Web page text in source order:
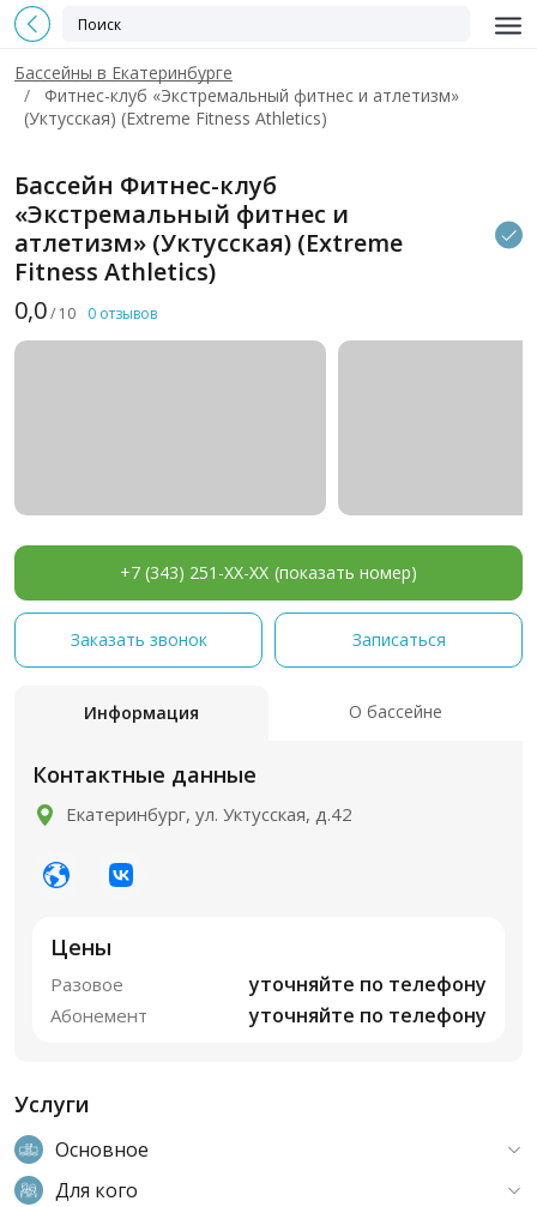
Бассейны в Екатеринбурге
Фитнес-клуб «Экстремальный фитнес и атлетизм»
(Уктусская) (Extreme Fitness Athletics)
Бассейн Фитнес-клуб
«Экстремальный фитнес и
атлетизм» (Уктусская) (Extreme
Fitness Athletics)
0,0/ 10 0 отзывов
+7 (343) 251-XX-XX (показать номер)
Заказать звонок Записаться
Информация О бассейне
Контактные данные
Екатеринбург, ул. Уктусская, д.42
Цены
Разовое уточняйте по телефону
Абонемент уточняйте по телефону
Услуги
Основное
Для кого